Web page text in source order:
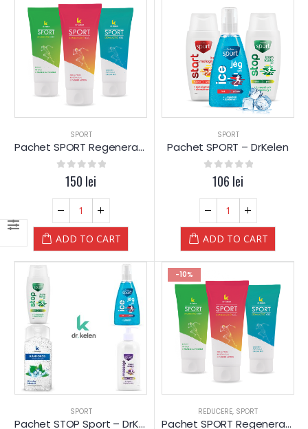
SPORT
Pachet SPORT Regenerare – DrKelen
out of 5
150 lei
ADD TO CART
SPORT
Pachet SPORT – DrKelen
out of 5
106 lei
ADD TO CART
SPORT
Pachet STOP Sport – DrKelen
-10%
REDUCERE, SPORT
Pachet SPORT Regenerare – DrKelen